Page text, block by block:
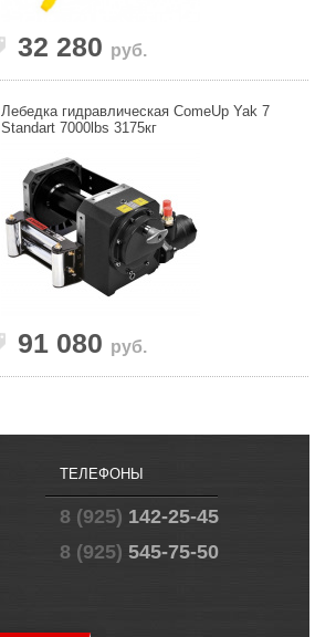
32 280 руб.
Лебедка гидравлическая ComeUp Yak 7
Standart 7000lbs 3175кг
91 080 руб.
ТЕЛЕФОНЫ
8 (925) 142-25-45
8 (925) 545-75-50